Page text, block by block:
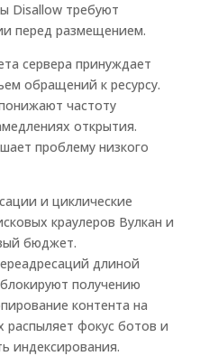
Disallow требуют
перед размещением.
сервера принуждает
обращений к ресурсу.
частоту
открытия.
проблему низкого
и циклические
краулеров Вулкан и
бюджет.
длиной
получению
контента на
распыляет фокус ботов и
индексирования.